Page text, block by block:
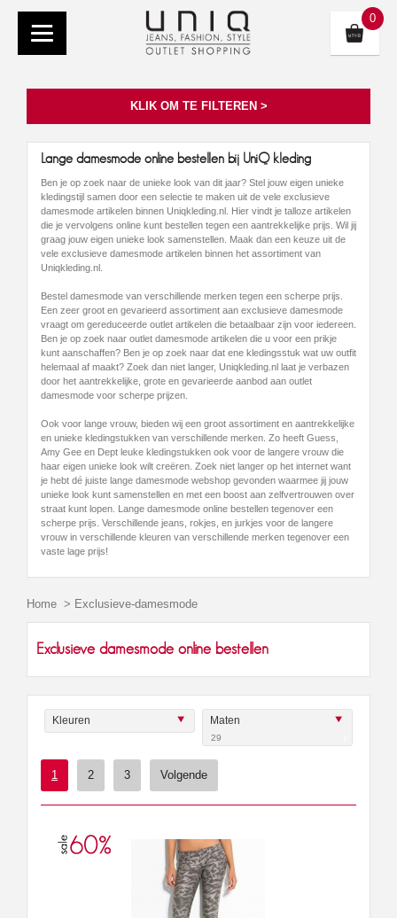
0
KLIK OM TE FILTEREN >
Lange damesmode online bestellen bij UniQ kleding
Ben je op zoek naar de unieke look van dit jaar? Stel jouw eigen unieke
kledingstijl samen door een selectie te maken uit de vele exclusieve
damesmode artikelen binnen Uniqkleding.nl. Hier vindt je talloze artikelen
die je vervolgens online kunt bestellen tegen een aantrekkelijke prijs. Wil jij
graag jouw eigen unieke look samenstellen. Maak dan een keuze uit de
vele exclusieve damesmode artikelen binnen het assortiment van
Uniqkleding.nl.
Bestel damesmode van verschillende merken tegen een scherpe prijs.
Een zeer groot en gevarieerd assortiment aan exclusieve damesmode
vraagt om gereduceerde outlet artikelen die betaalbaar zijn voor iedereen.
Ben je op zoek naar outlet damesmode artikelen die u voor een prikje
kunt aanschaffen? Ben je op zoek naar dat ene kledingsstuk wat uw outfit
helemaal af maakt? Zoek dan niet langer, Uniqkleding.nl laat je verbazen
door het aantrekkelijke, grote en gevarieerde aanbod aan outlet
damesmode voor scherpe prijzen.
Ook voor lange vrouw, bieden wij een groot assortiment en aantrekkelijke
en unieke kledingstukken van verschillende merken. Zo heeft Guess,
Amy Gee en Dept leuke kledingstukken ook voor de langere vrouw die
haar eigen unieke look wilt creëren. Zoek niet langer op het internet want
je hebt dé juiste lange damesmode webshop gevonden waarmee jij jouw
unieke look kunt samenstellen en met een boost aan zelfvertrouwen over
straat kunt lopen. Lange damesmode online bestellen tegenover een
scherpe prijs. Verschillende jeans, rokjes, en jurkjes voor de langere
vrouw in verschillende kleuren van verschillende merken tegenover een
vaste lage prijs!
Home > Exclusieve-damesmode
Exclusieve damesmode online bestellen
Kleuren Maten
29
1 2 3 Volgende